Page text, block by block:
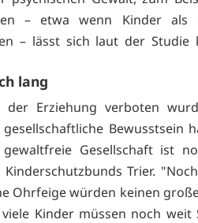
– etwa wenn Kinder als
– lässt sich laut der Studie
lang
der Erziehung verboten
Bewusstsein
Gesellschaft ist
Trier.
Ohrfeige würden keinen
Kinder müssen noch weit